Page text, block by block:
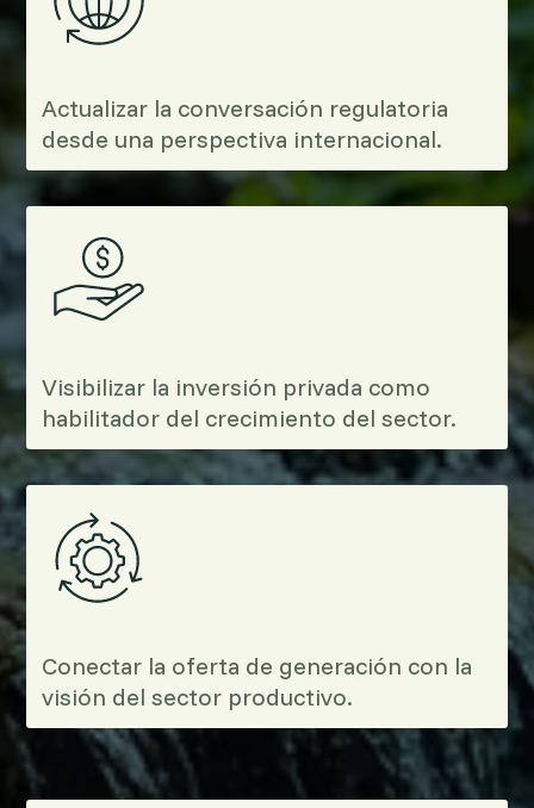
Actualizar la conversación regulatoria
desde una perspectiva internacional.
Visibilizar la inversión privada como
habilitador del crecimiento del sector.
Conectar la oferta de generación con la
visión del sector productivo.